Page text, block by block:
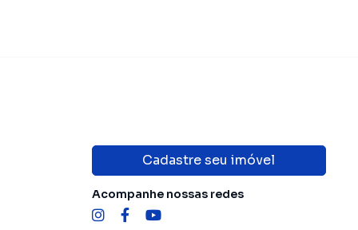
Cadastre seu imóvel
Acompanhe nossas redes